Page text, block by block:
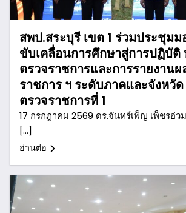
สพป.สระบุรี เขต 1 ร่วมประชุม
ขับเคลื่อนการศึกษาสู่การปฏิบัติ
ตรวจราชการและการรายงานผ
ราชการ ฯ ระดับภาคและจังหวั
ตรวจราชการที่ 1
17 กรกฎาคม 2569 ดร.จันทร์เพ็ญ เพ็ชรอ่ว
[…]
อ่านต่อ